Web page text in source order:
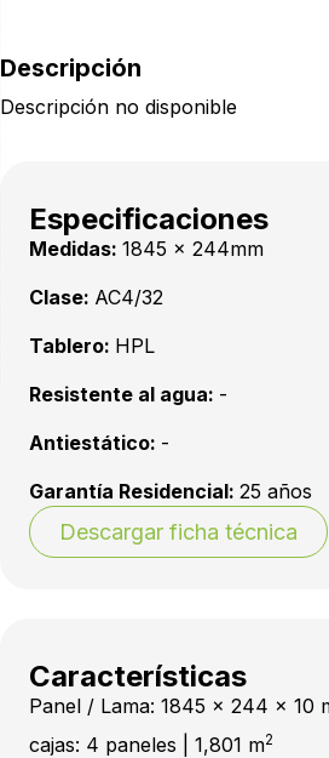
Descripción
Descripción no disponible
Especificaciones
Medidas: 1845 x 244mm
Clase: AC4/32
Tablero: HPL
Resistente al agua: -
Antiestático: -
Garantía Residencial: 25 años
Descargar ficha técnica
Características
Panel / Lama: 1845 x 244 x 10
cajas: 4 paneles | 1,801 m2